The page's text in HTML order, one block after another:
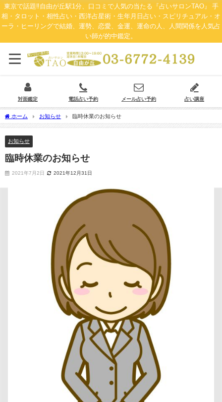
東京で話題‼自由が丘駅1分、口コミで人気の当たる『占いサロンTAO』 手
相・タロット・相性占い・西洋占星術・生年月日占い・スピリチュアル・オ
ーラ・ヒーリングで結婚、運勢、恋愛、金運、運命の人、人間関係を人気占
い師が的中鑑定。
対面鑑定 電話占い予約 メール占い予約 占い講座
ホーム お知らせ 臨時休業のお知らせ
お知らせ
臨時休業のお知らせ
2021年7月2日 2021年12月31日